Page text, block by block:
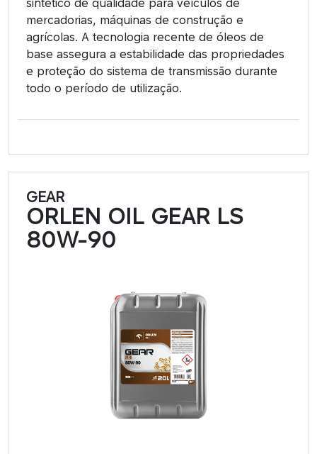
mercadorias, máquinas de construção e
agrícolas. A tecnologia recente de óleos de
base assegura a estabilidade das propriedades
e proteção do sistema de transmissão durante
todo o período de utilização.
GEAR
ORLEN OIL GEAR LS
80W-90